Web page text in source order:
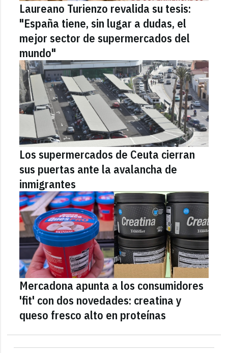
Laureano Turienzo revalida su tesis:
"España tiene, sin lugar a dudas, el
mejor sector de supermercados del
mundo"
Los supermercados de Ceuta cierran
sus puertas ante la avalancha de
inmigrantes
Mercadona apunta a los consumidores
'fit' con dos novedades: creatina y
queso fresco alto en proteínas